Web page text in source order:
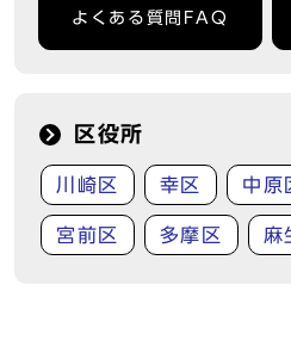
よくある質問FAQ
区役所
川崎区 幸区 中原
宮前区 多摩区 麻